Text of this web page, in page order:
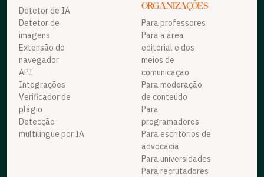
Detetor de IA
Detetor de
imagens
Extensão do
navegador
API
Integrações
Verificador de
plágio
Detecção
multilingue por IA
ORGANIZAÇÕES
Para professores
Para a área
editorial e dos
meios de
comunicação
Para moderação
de conteúdo
Para
programadores
Para escritórios de
advocacia
Para universidades
Para recrutadores